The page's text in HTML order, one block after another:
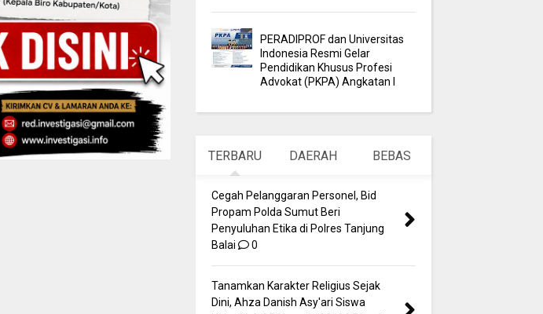
PERADIPROF dan Universitas
Indonesia Resmi Gelar
Pendidikan Khusus Profesi
Advokat (PKPA) Angkatan I
TERBARU DAERAH BEBAS
Cegah Pelanggaran Personel, Bid
Propam Polda Sumut Beri
Penyuluhan Etika di Polres Tanjung
Balai
0
Tanamkan Karakter Religius Sejak
Dini, Ahza Danish Asy'ari Siswa